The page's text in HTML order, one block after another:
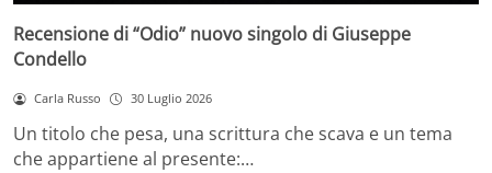
Recensione di “Odio” nuovo singolo di Giuseppe
Condello
Carla Russo 30 Luglio 2026
Un titolo che pesa, una scrittura che scava e un tema
che appartiene al presente:…